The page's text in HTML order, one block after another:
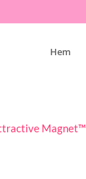
Hem
Magnet™